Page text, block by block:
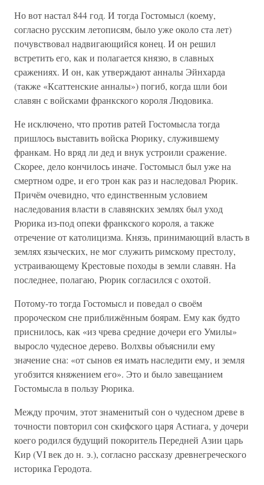
Но вот настал 844 год. И тогда Гостомысл (коему,
согласно русским летописям, было уже около ста лет)
почувствовал надвигающийся конец. И он решил
встретить его, как и полагается князю, в славных
сражениях. И он, как утверждают анналы Эйнхарда
(также «Ксаттенские анналы») погиб, когда шли бои
славян с войсками франкского короля Людовика.
Не исключено, что против ратей Гостомысла тогда
пришлось выставить войска Рюрику, служившему
франкам. Но вряд ли дед и внук устроили сражение.
Скорее, дело кончилось иначе. Гостомысл был уже на
смертном одре, и его трон как раз и наследовал Рюрик.
Причём очевидно, что единственным условием
наследования власти в славянских землях был уход
Рюрика из-под опеки франкского короля, а также
отречение от католицизма. Князь, принимающий власть в
землях языческих, не мог служить римскому престолу,
устраивающему Крестовые походы в земли славян. На
последнее, полагаю, Рюрик согласился с охотой.
Потому-то тогда Гостомысл и поведал о своём
пророческом сне приближённым боярам. Ему как будто
приснилось, как «из чрева средние дочери его Умилы»
выросло чудесное дерево. Волхвы объяснили ему
значение сна: «от сынов ея имать наследити ему, и земля
угобзится княжением его». Это и было завещанием
Гостомысла в пользу Рюрика.
Между прочим, этот знаменитый сон о чудесном древе в
точности повторил сон скифского царя Астиага, у дочери
коего родился будущий покоритель Передней Азии царь
Кир (VI век до н. э.), согласно рассказу древнегреческого
историка Геродота.